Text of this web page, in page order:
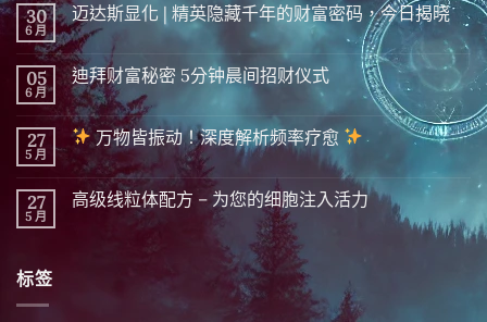
30
6 月
迈达斯显化 | 精英隐藏千年的财富密码，今日揭晓
在
〈迈
达
斯
显
化
|
精
英
隐
藏
千
年
尚
無
留
言
05
6 月
迪拜财富秘密 5分钟晨间招财仪式
在
〈迪
拜
财
富
秘
密 5
分
钟
尚
無
留
言
27
5 月
万物皆振动！深度解析频率疗愈
在
万
尚
留
言
27
5 月
高级线粒体配方 – 为您的细胞注入活力
标签